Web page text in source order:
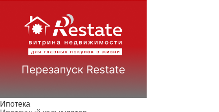
Ипотека